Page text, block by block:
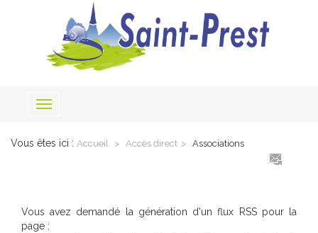
Toggle
Vous êtes ici : Accueil Accès direct Associations
Vous avez demandé la génération d'un flux RSS pour la
page :